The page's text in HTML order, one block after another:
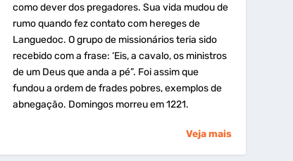
como dever dos pregadores. Sua vida mudou de
rumo quando fez contato com hereges de
Languedoc. O grupo de missionários teria sido
recebido com a frase: ‘Eis, a cavalo, os ministros
de um Deus que anda a pé”. Foi assim que
fundou a ordem de frades pobres, exemplos de
abnegação. Domingos morreu em 1221.
Veja mais